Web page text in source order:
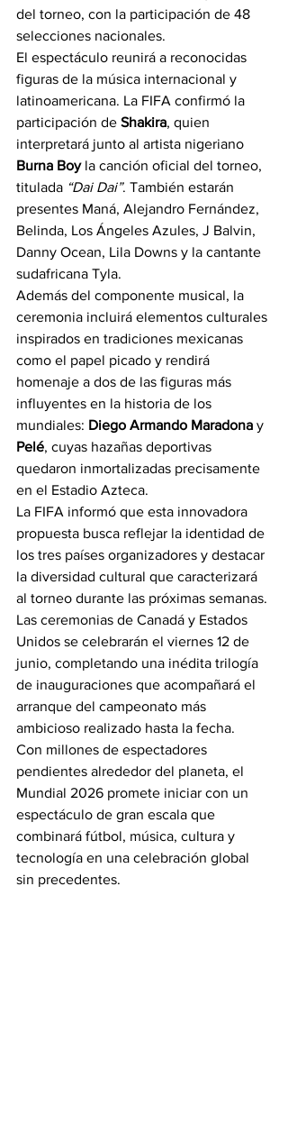
del torneo, con la participación de 48
selecciones nacionales.
El espectáculo reunirá a reconocidas
figuras de la música internacional y
latinoamericana. La FIFA confirmó la
participación de Shakira, quien
interpretará junto al artista nigeriano
Burna Boy la canción oficial del torneo,
titulada “Dai Dai”. También estarán
presentes Maná, Alejandro Fernández,
Belinda, Los Ángeles Azules, J Balvin,
Danny Ocean, Lila Downs y la cantante
sudafricana Tyla.
Además del componente musical, la
ceremonia incluirá elementos culturales
inspirados en tradiciones mexicanas
como el papel picado y rendirá
homenaje a dos de las figuras más
influyentes en la historia de los
mundiales: Diego Armando Maradona y
Pelé, cuyas hazañas deportivas
quedaron inmortalizadas precisamente
en el Estadio Azteca.
La FIFA informó que esta innovadora
propuesta busca reflejar la identidad de
los tres países organizadores y destacar
la diversidad cultural que caracterizará
al torneo durante las próximas semanas.
Las ceremonias de Canadá y Estados
Unidos se celebrarán el viernes 12 de
junio, completando una inédita trilogía
de inauguraciones que acompañará el
arranque del campeonato más
ambicioso realizado hasta la fecha.
Con millones de espectadores
pendientes alrededor del planeta, el
Mundial 2026 promete iniciar con un
espectáculo de gran escala que
combinará fútbol, música, cultura y
tecnología en una celebración global
sin precedentes.